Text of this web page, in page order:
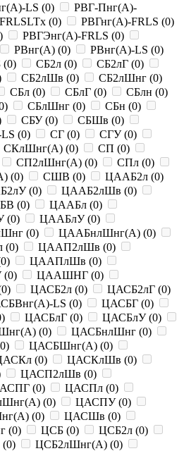
LS (0)
РВГ-Пнг(A)-
(0) РВГнг(A)-FRLS (0)
) РВГЭнг(A)-FRLS (0)
РВнг(A) (0) РВнг(A)-LS (0)
(0) СБ2л (0) СБ2лГ (0)
СБ2лШв (0) СБ2лШнг (0)
СБл (0) СБлГ (0) СБлн (0)
) СБлШнг (0) СБн (0)
СБУ(0) СБШв (0)
(0) СГ (0) СГУ(0)
СКлШнг(A) (0) СП (0)
СП2лШнг(A) (0) СПл (0)
(0) СШВ (0) ЦААБ2л (0)
(0) ЦААБ2лШв (0)
(0) ЦААБл (0)
(0) ЦААБлУ(0)
(0) ЦААБнлШнг(A) (0)
(0) ЦААП2лШв (0)
0) ЦААПлШв (0)
(0) ЦААШНГ (0)
0) ЦАСБ2л (0) ЦАСБ2лГ (0)
LS (0) ЦАСБГ (0)
) ЦАСБлГ (0) ЦАСБлУ(0)
(0) ЦАСБнлШнг (0)
0) ЦАСБШнг(A) (0)
(0) ЦАСКлШв (0)
ЦАСП2лШв (0)
(0) ЦАСПл (0)
(0) ЦАСПУ(0)
(0) ЦАСШв (0)
(0) ЦСБ (0) ЦСБ2л (0)
(0) ЦСБ2лШнг(A) (0)